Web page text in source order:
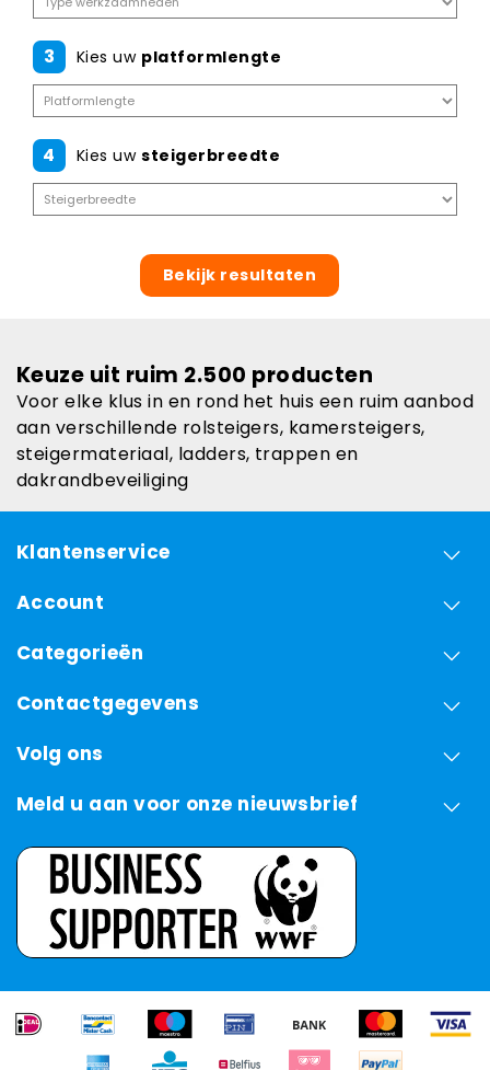
3 Kies uw platformlengte
4 Kies uw steigerbreedte
Bekijk resultaten
Keuze uit ruim 2.500 producten
Voor elke klus in en rond het huis een ruim aanbod
aan verschillende rolsteigers, kamersteigers,
steigermateriaal, ladders, trappen en
dakrandbeveiliging
Klantenservice
Account
Categorieën
Contactgegevens
Volg ons
Meld u aan voor onze nieuwsbrief